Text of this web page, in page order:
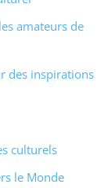
amateurs de
des inspirations
culturels
le Monde